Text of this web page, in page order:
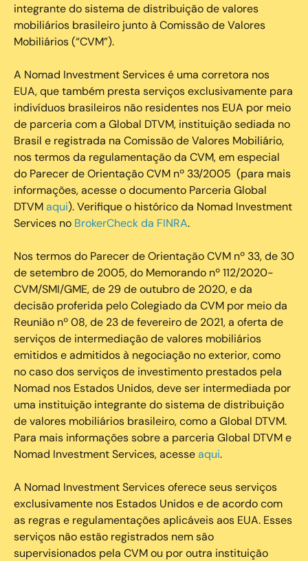
integrante do sistema de distribuição de valores
mobiliários brasileiro junto à Comissão de Valores
Mobiliários (“CVM”).
‍A Nomad Investment Services é uma corretora nos
EUA, que também presta serviços exclusivamente para
indivíduos brasileiros não residentes nos EUA por meio
de parceria com a Global DTVM, instituição sediada no
Brasil e registrada na Comissão de Valores Mobiliário,
nos termos da regulamentação da CVM, em especial
do Parecer de Orientação CVM nº 33/2005 (para mais
informações, acesse o documento Parceria Global
DTVMaqui). Verifique o histórico da Nomad Investment
Services no BrokerCheck da FINRA.
Nos termos do Parecer de Orientação CVM nº 33, de 30
de setembro de 2005, do Memorando nº 112/2020-
CVM/SMI/GME, de 29 de outubro de 2020, e da
decisão proferida pelo Colegiado da CVM por meio da
Reunião nº 08, de 23 de fevereiro de 2021, a oferta de
serviços de intermediação de valores mobiliários
emitidos e admitidos à negociação no exterior, como
no caso dos serviços de investimento prestados pela
Nomad nos Estados Unidos, deve ser intermediada por
uma instituição integrante do sistema de distribuição
de valores mobiliários brasileiro, como a Global DTVM.
Para mais informações sobre a parceria Global DTVM e
Nomad Investment Services, acesseaqui.
A Nomad Investment Services oferece seus serviços
exclusivamente nos Estados Unidos e de acordo com
as regras e regulamentações aplicáveis aos EUA. Esses
serviços não estão registrados nem são
supervisionados pela CVM ou por outra instituição